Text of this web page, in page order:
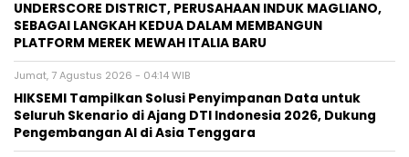
UNDERSCORE DISTRICT, PERUSAHAAN INDUK MAGLIANO,
SEBAGAI LANGKAH KEDUA DALAM MEMBANGUN
PLATFORM MEREK MEWAH ITALIA BARU
Jumat, 7 Agustus 2026 - 04:14 WIB
HIKSEMI Tampilkan Solusi Penyimpanan Data untuk
Seluruh Skenario di Ajang DTI Indonesia 2026, Dukung
Pengembangan AI di Asia Tenggara